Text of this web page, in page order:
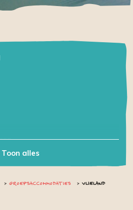
Toon alles
GROEPSACCOMMODATIES VLIELAND